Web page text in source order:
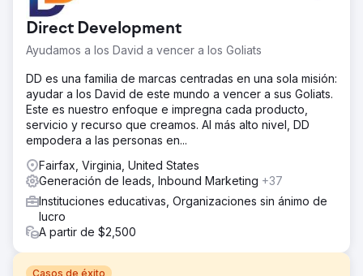
Direct Development
Ayudamos a los David a vencer a los Goliats
DD es una familia de marcas centradas en una sola misión:
ayudar a los David de este mundo a vencer a sus Goliats.
Este es nuestro enfoque e impregna cada producto,
servicio y recurso que creamos. Al más alto nivel, DD
empodera a las personas en...
Fairfax, Virginia, United States
Generación de leads, Inbound Marketing +37
Instituciones educativas, Organizaciones sin ánimo de
lucro
A partir de $2,500
Casos de éxito